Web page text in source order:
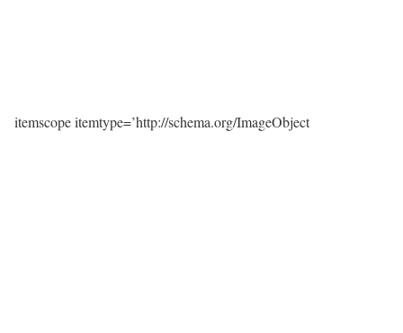
itemscope itemtype=’http://schema.org/ImageObject